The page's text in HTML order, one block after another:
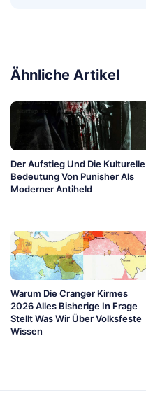
Ähnliche Artikel
Der Aufstieg Und Die Kulturelle
Bedeutung Von Punisher Als
Moderner Antiheld
Warum Die Cranger Kirmes
2026 Alles Bisherige In Frage
Stellt Was Wir Über Volksfeste
Wissen